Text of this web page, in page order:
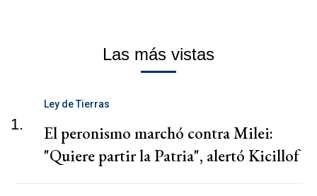
Las más vistas
1.
Ley de Tierras
El peronismo marchó contra Milei:
"Quiere partir la Patria", alertó Kicillof